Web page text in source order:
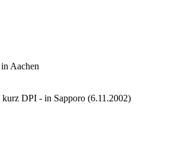
Aachen
kurz DPI - in Sapporo (6.11.2002)